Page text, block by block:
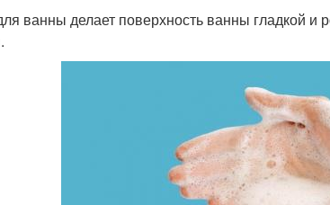
ванны делает поверхность ванны гладкой и